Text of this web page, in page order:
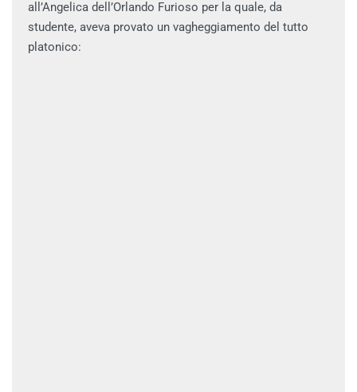
all’Angelica dell’Orlando Furioso per la quale, da
studente, aveva provato un vagheggiamento del tutto
platonico: